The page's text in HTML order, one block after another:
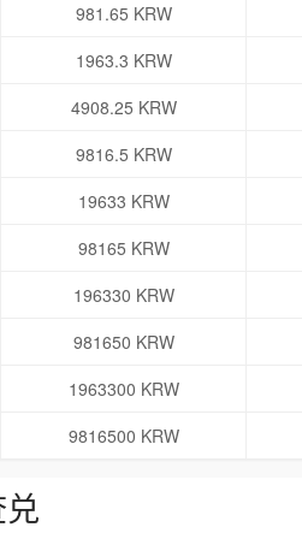
981.65 KRW
1963.3 KRW
4908.25 KRW
9816.5 KRW
19633 KRW
98165 KRW
196330 KRW
981650 KRW
1963300 KRW
9816500 KRW